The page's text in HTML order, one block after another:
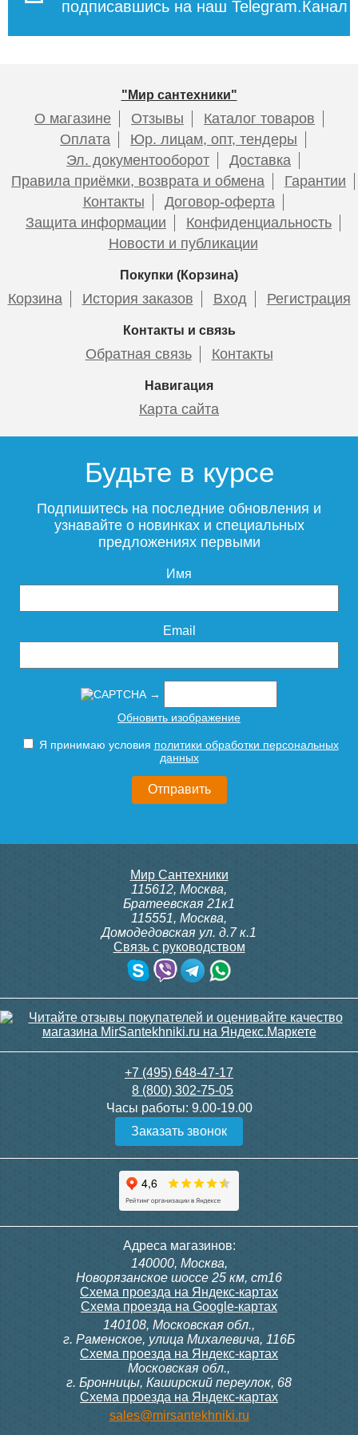
13 964 13 964
Полотенцесушитель
электрический Point
Деметра PN12812GB П3
80x1200 диммер справа,
графит блеск
13 358
Подробнее
Полотенцесушитель
электрический Point
Деметра PN12822GB П3
120x1200 диммер справа,
графит блеск
Подробнее
PN13822GB П3 120x1200
диммер справа, графит
16 698
PN13812GB П3 80x1200
диммер справа, графит
электрический Point Фрея
PN20712GB П2 100x1200
диммер слева, графит
18 368
Полотенцесушитель
электрический Point Фрея
диммер слева, графит
блеск
PN20732GB П2 180x1200
диммер слева, графит
блеск
23 851
Подробнее
Полотенцесушитель
электрический Point Фрея
PN20712W П2 100x1200
диммер слева, белый
Подробнее
электрический Point Фрея
PN20712B П2 100x1200
диммер слева, черный
15 307
электрический Point Фрея
PN20722B П2 140x1200
диммер слева, черный
17 435
Подробнее Подробнее
подписавшись на наш Telegram.Канал
"Мир сантехники"
О магазине Отзывы
Каталог товаров
Оплата
Юр. лицам, опт, тендеры
Эл. документооборот
Доставка
Правила приёмки, возврата и обмена
Гарантии
Контакты
Договор-оферта
Защита информации
Конфиденциальность
Новости и публикации
Покупки (Корзина)
Корзина История заказов Вход Регистрация
Контакты и связь
Обратная связь Контакты
Навигация
Карта сайта
Будьте в курсе
Подпишитесь на последние обновления и
узнавайте о новинках и специальных
предложениях первыми
Имя
Email
→
Обновить изображение
Я принимаю условия политики обработки персональных
данных
Мир Сантехники
115612, Москва,
Братеевская 21к1
115551, Москва,
Домодедовская ул. д.7 к.1
Связь с руководством
+7 (495) 648-47-17
8 (800) 302-75-05
Часы работы: 9.00-19.00
Заказать звонок
Адреса магазинов:
140000, Москва,
Новорязанское шоссе 25 км, ст16
Схема проезда на Яндекс-картах
Схема проезда на Google-картах
140108, Московская обл.,
г. Раменское, улица Михалевича, 116Б
Схема проезда на Яндекс-картах
Московская обл.,
г. Бронницы, Каширский переулок, 68
Схема проезда на Яндекс-картах
sales@mirsantekhniki.ru